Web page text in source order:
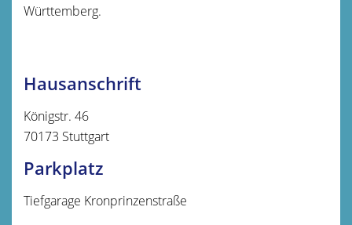
Württemberg.
Hausanschrift
Königstr. 46
70173 Stuttgart
Parkplatz
Tiefgarage Kronprinzenstraße